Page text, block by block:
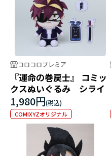
コロコロプレミア
『運命の巻戻士』 コミッ
クスぬいぐるみ シライ
1,980円
COMIXYZオリジナル